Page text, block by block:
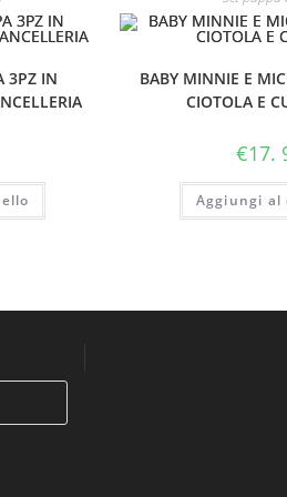
3PZ IN
BABY MINNIE E
CIOTOLA E
€17.
Aggiungi al